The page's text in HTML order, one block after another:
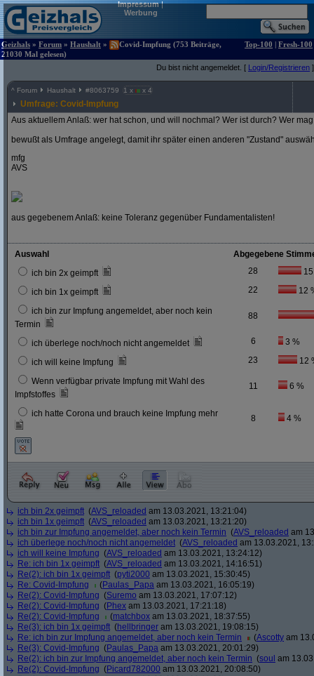
Impressum|
Werbung
Geizhals » Forum » Haushalt »
Covid-Impfung (753 Beiträge,
21030 Mal gelesen)
Top-100 | Fresh-100
Du bist nicht angemeldet. [ Login/Registrieren ]
^ Forum Haushalt #8063759 1 x x 4
Umfrage: Covid-Impfung
Aus aktuellem Anlaß: wer hat schon, und will nochmal? Wer ist durch? Wer
bewußt als Umfrage angelegt, damit ihr später einen anderen "Zustand"
mfg
AVS
aus gegebenem Anlaß: keine Toleranz gegenüber Fundamentalisten!
Auswahl
Abgegebene
ich bin 2x geimpft
28 15
ich bin 1x geimpft 22 12
ich bin zur Impfung angemeldet, aber noch kein
Termin
88
ich überlege noch/noch nicht angemeldet 6 3 %
ich will keine Impfung 23 12
Wenn verfügbar private Impfung mit Wahl des
Impfstoffes
11 6 %
ich hatte Corona und brauch keine Impfung mehr 8 4 %
ich bin 2x geimpft (AVS_reloaded am 13.03.2021, 13:21:04)
ich bin 1x geimpft (AVS_reloaded am 13.03.2021, 13:21:20)
ich bin zur Impfung angemeldet, aber noch kein Termin (AVS_reloaded am
ich überlege noch/noch nicht angemeldet (AVS_reloaded am 13.03.2021,
ich will keine Impfung (AVS_reloaded am 13.03.2021, 13:24:12)
Re: ich bin 1x geimpft (AVS_reloaded am 13.03.2021, 14:16:51)
Re(2): ich bin 1x geimpft (pyti2000 am 13.03.2021, 15:30:45)
Re: Covid-Impfung
(Paulas_Papa am 13.03.2021, 16:05:19)
Re(2): Covid-Impfung (Suremo am 13.03.2021, 17:07:12)
Re(2): Covid-Impfung (Phex am 13.03.2021, 17:21:18)
Re(2): Covid-Impfung
(matchbox am 13.03.2021, 18:37:55)
Re(3): ich bin 1x geimpft (hellbringer am 13.03.2021, 19:08:15)
Re: ich bin zur Impfung angemeldet, aber noch kein Termin
(Ascotty am
Re(3): Covid-Impfung (Paulas_Papa am 13.03.2021, 20:01:29)
Re(2): ich bin zur Impfung angemeldet, aber noch kein Termin (soul am
Re(2): Covid-Impfung (Picard782000 am 13.03.2021, 20:08:50)